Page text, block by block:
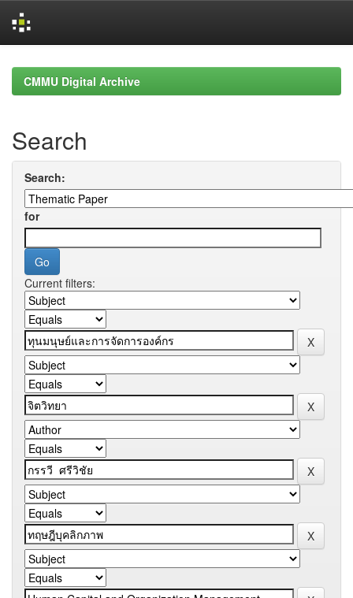
navigationCMMU Digital Archive
Search
Search:
for
Current filters: